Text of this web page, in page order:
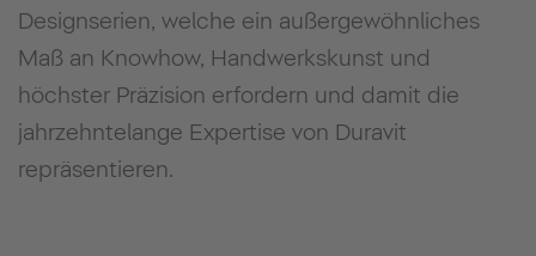
Designserien, welche ein außergewöhnliches
Maß an Knowhow, Handwerkskunst und
höchster Präzision erfordern und damit die
jahrzehntelange Expertise von Duravit
repräsentieren.